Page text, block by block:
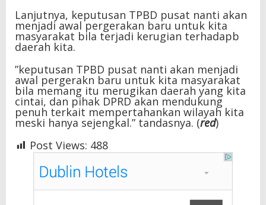
‎Lanjutnya, keputusan TPBD pusat nanti akan
menjadi awal pergerakan baru untuk kita
masyarakat bila terjadi kerugian terhadapb
daerah kita.
‎”keputusan TPBD pusat nanti akan menjadi
awal pergerakn baru untuk kita masyarakat
bila memang itu merugikan daerah yang kita
cintai, dan pihak DPRD akan mendukung
penuh terkait mempertahankan wilayah kita
meski hanya sejengkal.” tandasnya. (red)
Post Views: 488